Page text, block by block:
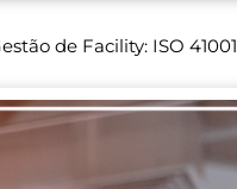
de Facility: ISO 41001